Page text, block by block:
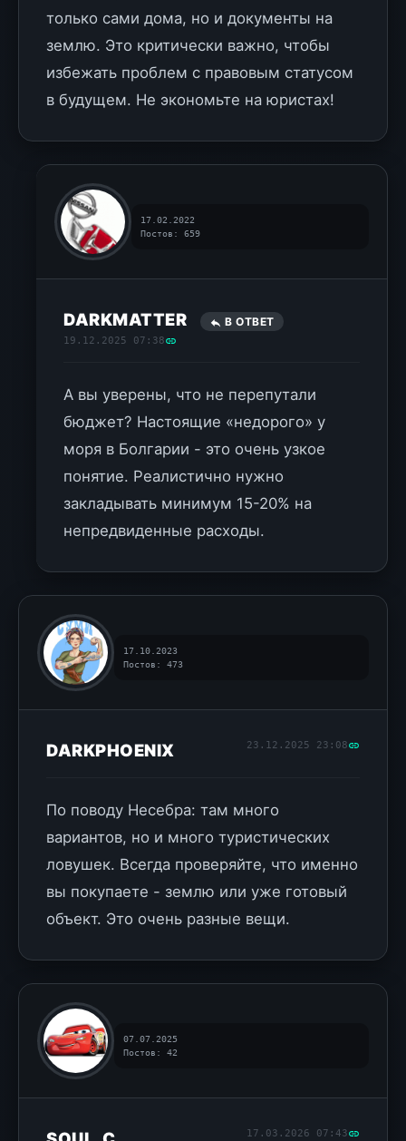
только сами дома, но и документы на
землю. Это критически важно, чтобы
избежать проблем с правовым статусом
в будущем. Не экономьте на юристах!
17.02.2022
Постов: 659
DARKMATTER В ОТВЕТ
19.12.2025 07:38
А вы уверены, что не перепутали
бюджет? Настоящие «недорого» у
моря в Болгарии - это очень узкое
понятие. Реалистично нужно
закладывать минимум 15-20% на
непредвиденные расходы.
17.10.2023
Постов: 473
DARKPHOENIX 23.12.2025 23:08
По поводу Несебра: там много
вариантов, но и много туристических
ловушек. Всегда проверяйте, что именно
вы покупаете - землю или уже готовый
объект. Это очень разные вещи.
07.07.2025
Постов: 42
17.03.2026 07:43